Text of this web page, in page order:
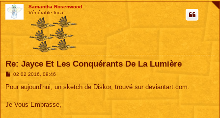
Samantha Rosenwood
Vénérable Inca
Re: Jayce Et Les Conquérants De La Lumière
M
s
g
02 02 2016, 09:46
Pour aujourd'hui, un sketch de Diskor, trouvé sur deviantart.com.
Je Vous Embrasse,